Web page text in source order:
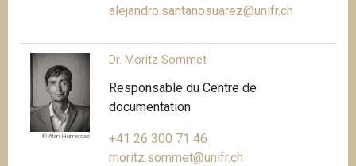
alejandro.santanosuarez@unifr.ch
© Alan Humerose
Dr. Moritz Sommet
Responsable du Centre de
documentation
+41 26 300 71 46
moritz.sommet@unifr.ch